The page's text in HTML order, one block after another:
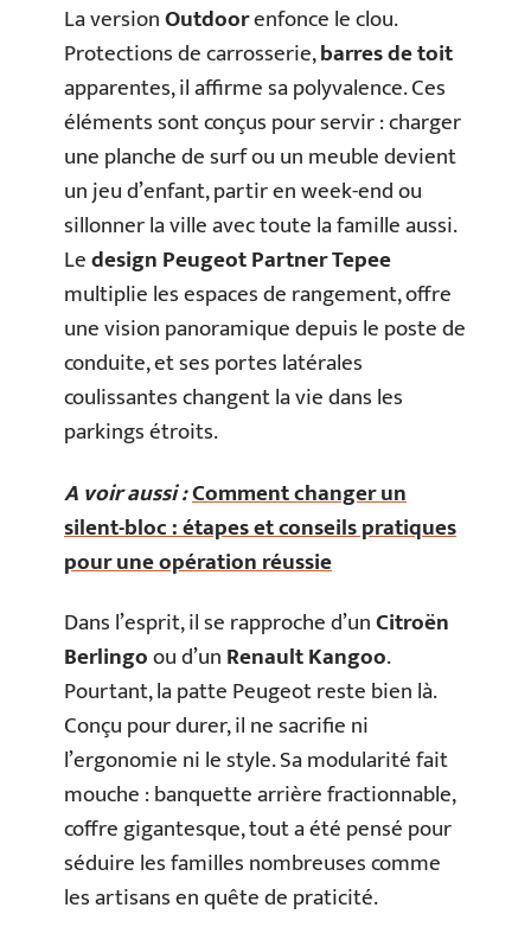
La versionOutdoorenfonce le clou.
Protections de carrosserie,barres de toit
apparentes, il affirme sa polyvalence. Ces
éléments sont conçus pour servir : charger
une planche de surf ou un meuble devient
un jeu d’enfant, partir en week-end ou
sillonner la ville avec toute la famille aussi.
Ledesign Peugeot Partner Tepee
multiplie les espaces de rangement, offre
une vision panoramique depuis le poste de
conduite, et ses portes latérales
coulissantes changent la vie dans les
parkings étroits.
A voir aussi :Comment changer un
silent-bloc : étapes et conseils pratiques
pour une opération réussie
Dans l’esprit, il se rapproche d’unCitroën
Berlingoou d’unRenault Kangoo.
Pourtant, la patte Peugeot reste bien là.
Conçu pour durer, il ne sacrifie ni
l’ergonomie ni le style. Sa modularité fait
mouche : banquette arrière fractionnable,
coffre gigantesque, tout a été pensé pour
séduire les familles nombreuses comme
les artisans en quête de praticité.